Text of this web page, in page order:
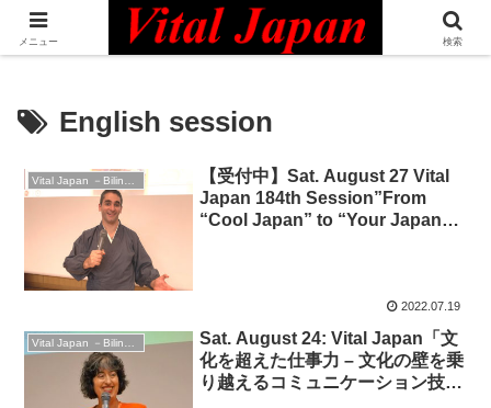
日本最大級の英語コミュニティ・Bilingual Professionals Network
English session
【受付中】Sat. August 27 Vital
Japan 184th Session”From
“Cool Japan” to “Your Japan” –
2022.07.19
Vital Japan －Bilingual Professionals Network
Sat. August 24: Vital Japan「文
化を超えた仕事力 – 文化の壁を乗
り越えるコミュニケーション技
メニュー 検索